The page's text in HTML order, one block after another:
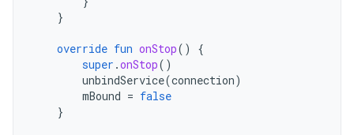
}
override fun onStop()
{
super .onStop()
unbindService(connection)
mBound = false
}